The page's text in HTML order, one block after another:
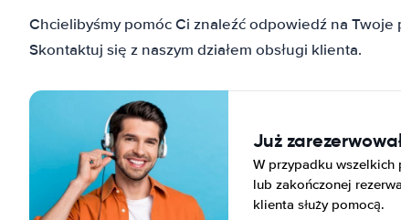
Chcielibyśmy pomóc Ci znaleźć odpowiedź na
Skontaktuj się z naszym działem obsługi klienta.
Już
W przypadku wszelkich
lub zakończonej
klienta służy pomocą.